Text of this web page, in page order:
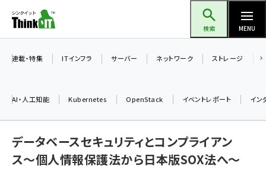
ン
ツ
検索 MENU
加藤銘のチーム貢献～仲間と築いた勝利の絆～ (2315)
連載・特集 ITインフラ サーバー ネットワーク ストレージ
AI・人工知能 Kubernetes OpenStack イベントレポート イン
データベースセキュリティとコンプライアン
ス〜個人情報保護法から日本版SOX法へ〜